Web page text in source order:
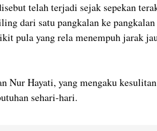
telah terjadi sejak sepekan
dari satu pangkalan ke
pula yang rela menempuh jarak
Nur Hayati, yang mengaku kesulitan
sehari-hari.